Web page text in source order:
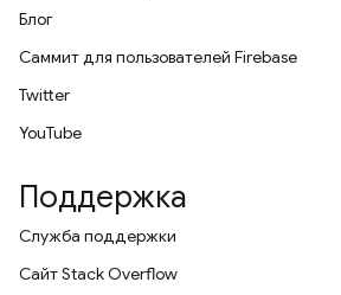
Блог
Саммит для пользователей Firebase
Twitter
YouTube
Поддержка
Служба поддержки
Сайт Stack Overflow